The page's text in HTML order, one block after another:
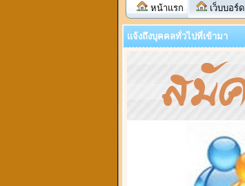
หน้าแรก เว็บบอร์ด
แจ้งถึงบุคคลทั่วไปที่เข้ามา